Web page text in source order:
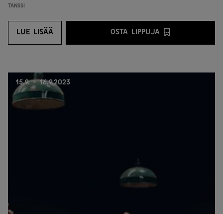
Tanssi
LUE LISÄÄ
LUE LISÄÄ OSTA LIPPUJA
OSTA LIPPUJA
15.9. - 16.9.2023